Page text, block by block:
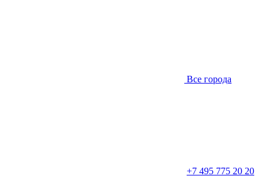
Все города
+7 495 775 20 20